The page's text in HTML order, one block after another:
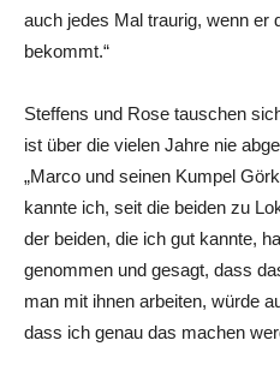
auch jedes Mal traurig, wenn er
bekommt.“
Steffens und Rose tauschen
ist über die vielen Jahre nie
„Marco und seinen Kumpel
kannte ich, seit die beiden zu
der beiden, die ich gut kannte,
genommen und gesagt, dass
man mit ihnen arbeiten, würde
dass ich genau das machen